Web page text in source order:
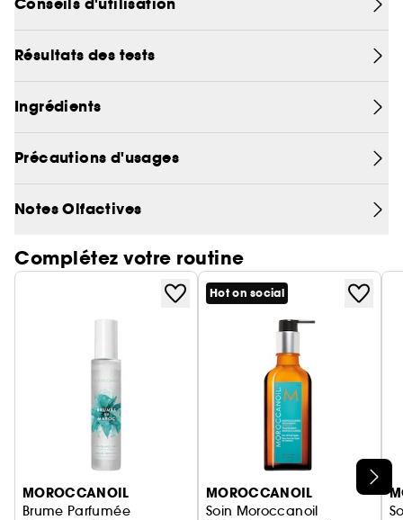
Résultats des tests
Ingrédients
Précautions d'usages
Notes Olfactives
Complétez votre routine
Ignorer le carrousel produits
MOROCCANOIL
Brume Parfumée
Hot on social
MOROCCANOIL
Soin Moroccanoil